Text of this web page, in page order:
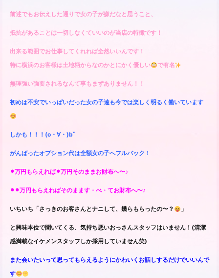
前述でもお伝えした通りで女の子が嫌だなと思うこと、
抵抗があることは一切しなくていいのが当店の特徴です！
出来る範囲でお仕事してくれれば全然いいんです！
特に横浜のお客様は土地柄からなのかとにかく優しい
で有名
無理強い強要されるなんて事もまずありません！！
初めは不安でいっぱいだった女の子達も今では楽しく明るく働いています
しかも！！！(o・∀・)bﾞ
がんばったオプション代は全額女の子へフルバック！
⚫︎万円もらえれば⚫︎万円そのままお財布へ〜♪
⚫︎⚫︎万円もらえればそのまます・べ・てお財布へ〜♪
いちいち「さっきのお客さんとナニして、幾らもらったの〜？ 」
と興味本位で聞いてくる、気持ち悪いおっさんスタッフはいません！(清潔
感満載なイケメンスタッフしか採用していません笑)
また会いたいって思ってもらえるようにかわいくお話しするだけでいいんで
す